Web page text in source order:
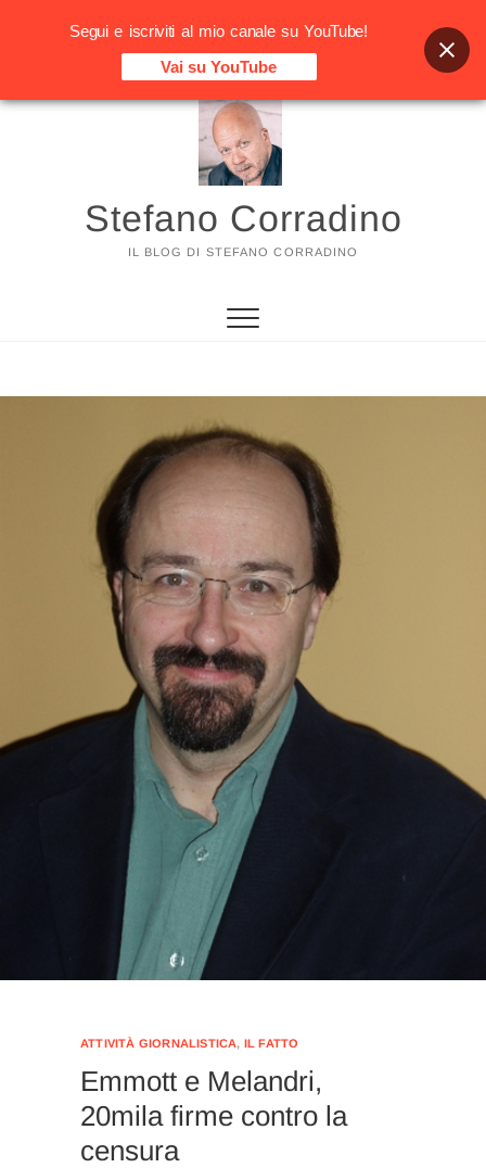
Vai
Stefano Corradino
IL BLOG DI STEFANO CORRADINO
ATTIVITÀ GIORNALISTICA, IL FATTO
Emmott e Melandri,
20mila firme contro la
censura
Segui e iscriviti al mio canale su YouTube!
Vai su YouTube